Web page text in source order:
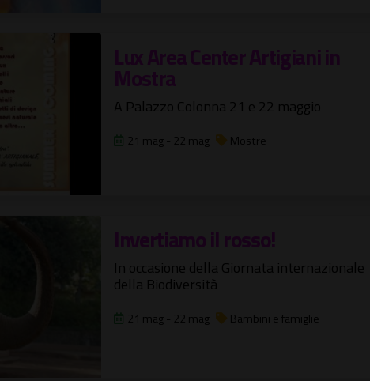
Lux Area Center Artigiani in
Mostra
A Palazzo Colonna 21 e 22 maggio
21 mag - 22 mag Mostre
Invertiamo il rosso!
In occasione della Giornata internazionale
della Biodiversità
21 mag - 22 mag Bambini e famiglie